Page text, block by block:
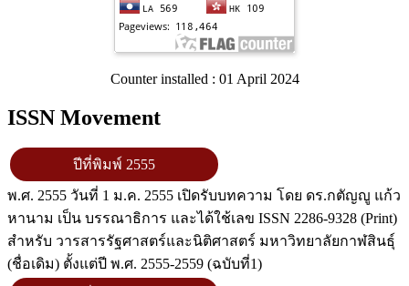
Counter installed : 01 April 2024
ISSN Movement
ปีที่พิมพ์ 2555
พ.ศ. 2555 วันที่ 1 ม.ค. 2555 เปิดรับบทความ โดย ดร.กตัญญู แก้ว
หานาม เป็น บรรณาธิการ และได้ใช้เลข ISSN 2286-9328 (Print)
สำหรับ วารสารรัฐศาสตร์และนิติศาสตร์ มหาวิทยาลัยกาฬสินธุ์
(ชื่อเดิม) ตั้งแต่ปี พ.ศ. 2555-2559 (ฉบับที่1)